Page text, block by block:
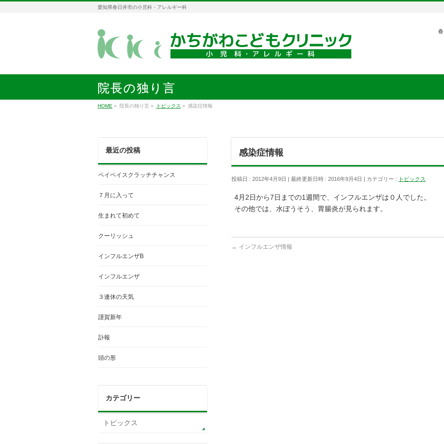
愛知県春日井市の小児科・アレルギー科
院長の独り言
HOME » 院長の独り言 » トピックス » 感染症情報
感染症情報
投稿日 : 2012年4月9日 最終更新日時 : 2016年9月4日 カテゴリー : トピックス
4月2日から7日までの1週間で、インフルエンザは０人でした。
その他では、水ぼうそう、胃腸炎が見られます。
← インフルエンザ情報
最近の投稿
ペイペイスクラッチチャンス
７月に入って
生まれて初めて
クーリッシュ
インフルエンザB
インフルエンザ
３連休の天気
謹賀新年
訃報
頭の形
カテゴリー
トピックス